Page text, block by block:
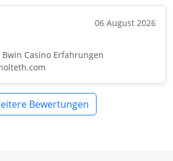
06 August 2026
Bwin Casino Erfahrungen
Bewertungen